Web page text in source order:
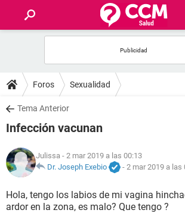
FOROS
SALUD
NUTRICIÓN
BIENESTAR
Foros Sexualidad
Tema Anterior
Infección vacunan
Julissa - 2 mar 2019 a las 00:13
Dr. Joseph Exebio
- 2 mar 2019 a las
Hola, tengo los labios de mi vagina
ardor en la zona, es malo? Que tengo ?